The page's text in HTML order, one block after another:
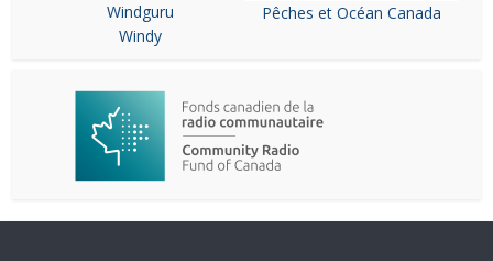
Windguru
Windy
Pêches et Océan Canada